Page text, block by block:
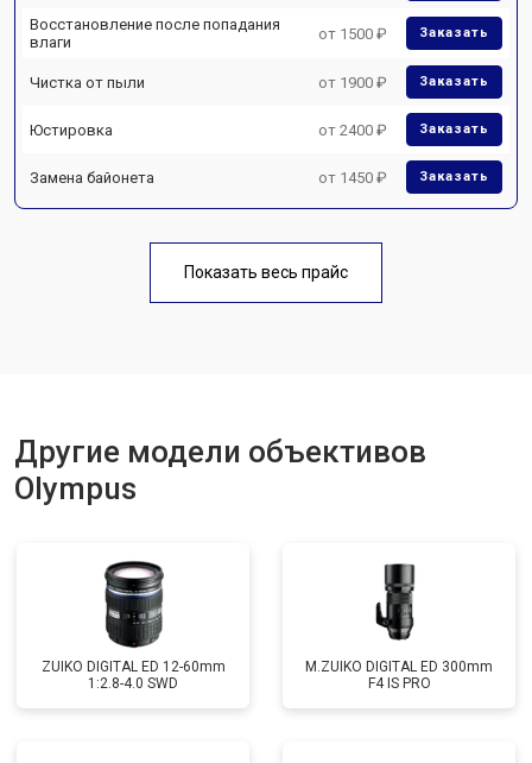
Восстановление после попадания
влаги
от 1500 ₽ Заказать
Чистка от пыли от 1900 ₽ Заказать
Юстировка от 2400 ₽ Заказать
Замена байонета от 1450 ₽ Заказать
Показать весь прайс
Другие модели объективов
Olympus
ZUIKO DIGITAL ED 12-60mm
1:2.8-4.0 SWD
M.ZUIKO DIGITAL ED 300mm
F4 IS PRO